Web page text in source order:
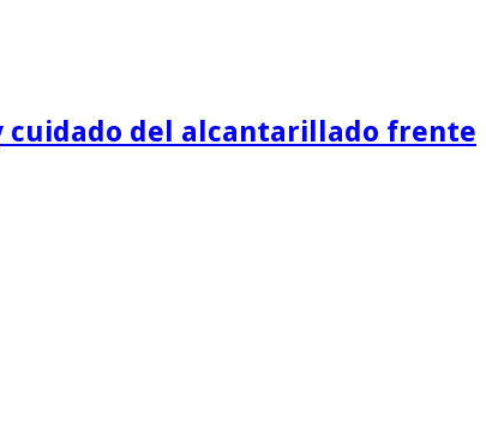
cuidado del alcantarillado frente